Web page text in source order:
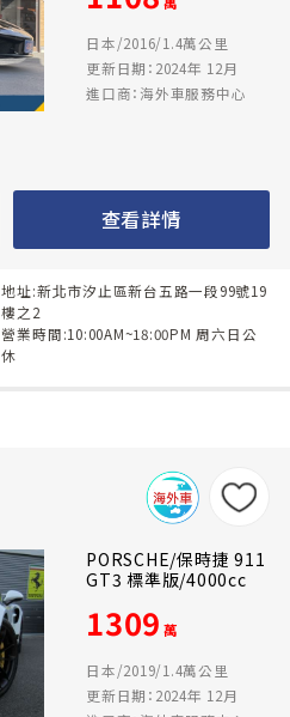
日本/2016/1.4萬公里
更新日期：2024年 12月
進口商：海外車服務中心
查看詳情
地址:新北市汐止區新台五路一段99號19
樓之2
營業時間:10:00AM~18:00PM 周六日公
休
PORSCHE/保時捷 911
GT3 標準版/4000cc
1309 萬
日本/2019/1.4萬公里
更新日期：2024年 12月